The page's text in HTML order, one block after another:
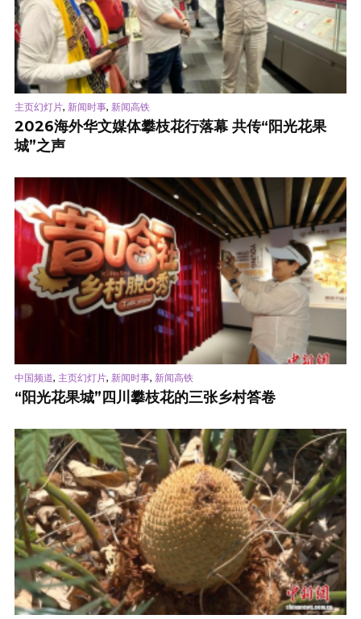
主页幻灯片, 新闻时事, 新闻高铁
2026海外华文媒体攀枝花行落幕 共传“阳光花果
城”之声
中国频道, 主页幻灯片, 新闻时事, 新闻高铁
“阳光花果城”四川攀枝花的三张乡村答卷